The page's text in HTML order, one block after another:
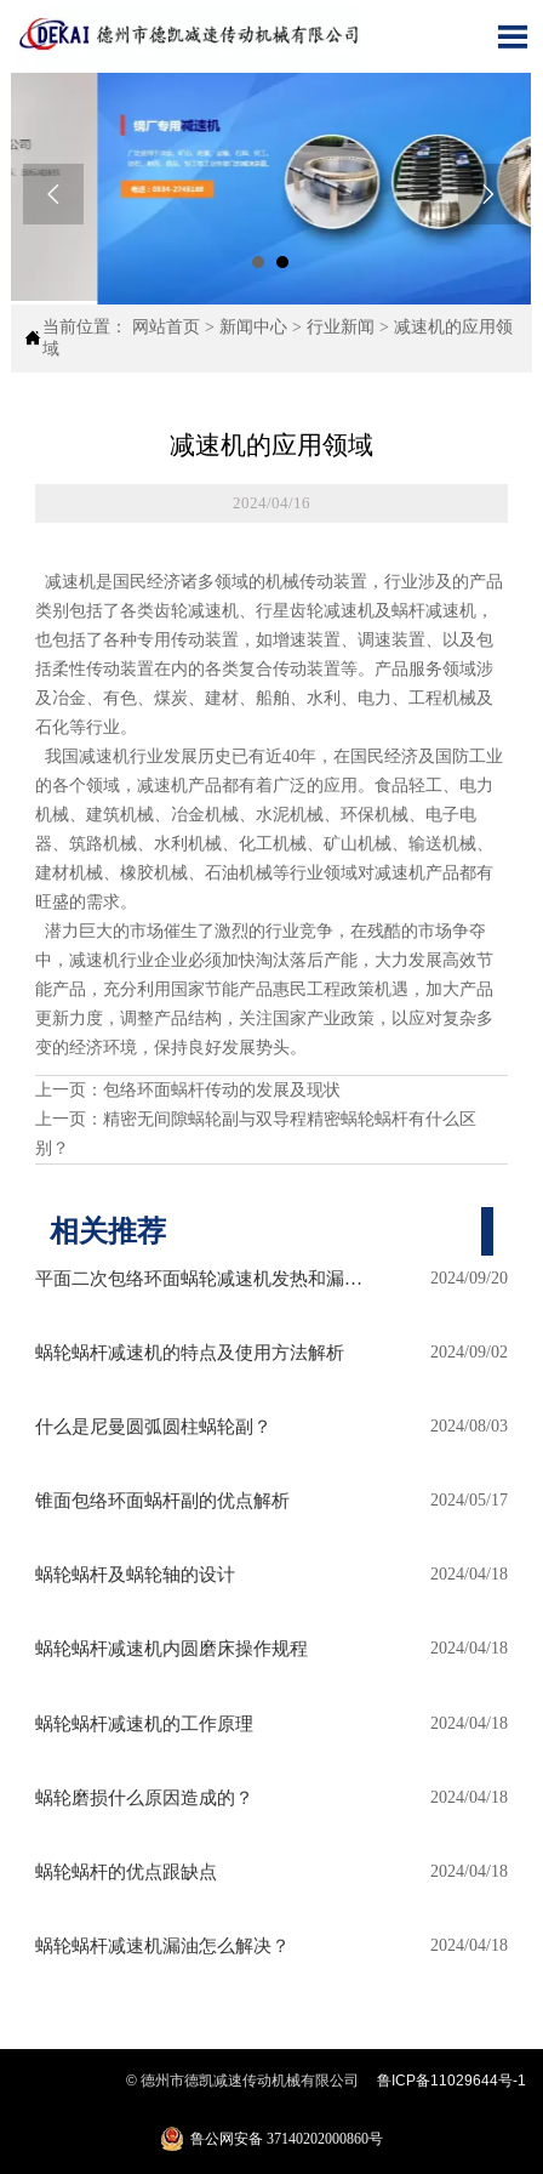

 

当前位置： 网站首页 > 新闻中心> 行业新闻 > 减速机的应用领
域
减速机的应用领域
2024/04/16
减速机是国民经济诸多领域的机械传动装置，行业涉及的产品
类别包括了各类齿轮减速机、行星齿轮减速机及蜗杆减速机，
也包括了各种专用传动装置，如增速装置、调速装置、以及包
括柔性传动装置在内的各类复合传动装置等。产品服务领域涉
及冶金、有色、煤炭、建材、船舶、水利、电力、工程机械及
石化等行业。
我国减速机行业发展历史已有近40年，在国民经济及国防工业
的各个领域，减速机产品都有着广泛的应用。食品轻工、电力
机械、建筑机械、冶金机械、水泥机械、环保机械、电子电
器、筑路机械、水利机械、化工机械、矿山机械、输送机械、
建材机械、橡胶机械、石油机械等行业领域对减速机产品都有
旺盛的需求。
潜力巨大的市场催生了激烈的行业竞争，在残酷的市场争夺
中，减速机行业企业必须加快淘汰落后产能，大力发展高效节
能产品，充分利用国家节能产品惠民工程政策机遇，加大产品
更新力度，调整产品结构，关注国家产业政策，以应对复杂多
变的经济环境，保持良好发展势头。
上一页： 包络环面蜗杆传动的发展及现状
上一页： 精密无间隙蜗轮副与双导程精密蜗轮蜗杆有什么区
别？
相关推荐
平面二次包络环面蜗轮减速机发热和漏油
2024/09/20
蜗轮蜗杆减速机的特点及使用方法解析 2024/09/02
什么是尼曼圆弧圆柱蜗轮副？ 2024/08/03
锥面包络环面蜗杆副的优点解析 2024/05/17
蜗轮蜗杆及蜗轮轴的设计 2024/04/18
蜗轮蜗杆减速机内圆磨床操作规程 2024/04/18
蜗轮蜗杆减速机的工作原理 2024/04/18
蜗轮磨损什么原因造成的？ 2024/04/18
蜗轮蜗杆的优点跟缺点 2024/04/18
蜗轮蜗杆减速机漏油怎么解决？ 2024/04/18
© 德州市德凯减速传动机械有限公司 鲁ICP备11029644号-1
鲁公网安备 37140202000860号